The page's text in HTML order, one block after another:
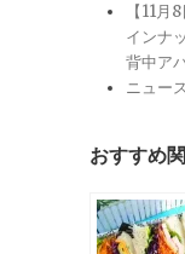
【11
インナ
背中ア
ニュー
おすすめ